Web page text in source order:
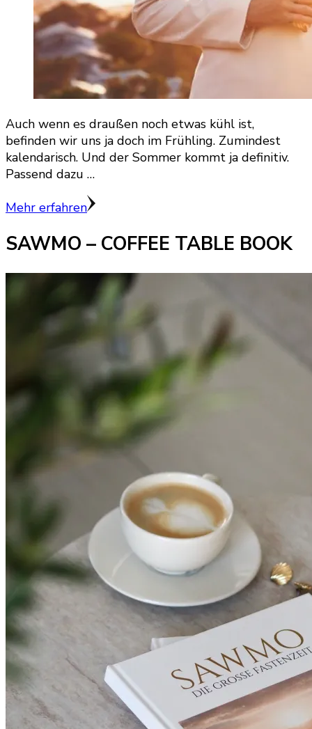
Auch wenn es draußen noch etwas kühl ist,
befinden wir uns ja doch im Frühling. Zumindest
kalendarisch. Und der Sommer kommt ja definitiv.
Passend dazu …
Mehr erfahren
SAWMO – COFFEE TABLE BOOK